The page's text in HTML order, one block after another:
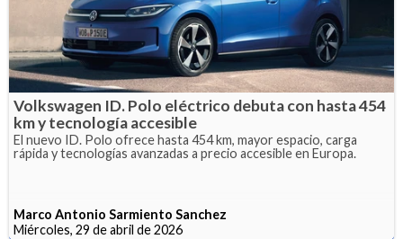
Volkswagen ID. Polo eléctrico debuta con hasta 454
km y tecnología accesible
El nuevo ID. Polo ofrece hasta 454 km, mayor espacio, carga
rápida y tecnologías avanzadas a precio accesible en Europa.
Marco Antonio Sarmiento Sanchez
Miércoles, 29 de abril de 2026